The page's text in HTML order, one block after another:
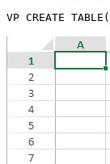
VP CREATE